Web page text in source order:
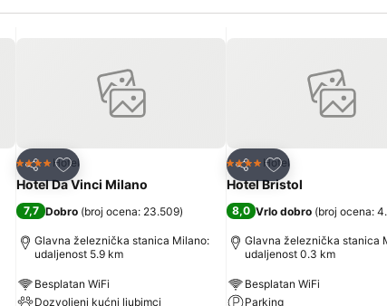
Deli
Dodati u favorite
4 Zvezdice
Hotel
Hotel Da Vinci Milano
7,7 Dobro (broj ocena: 23.509)
Glavna železnička stanica Milano:
udaljenost 5.9 km
Besplatan WiFi
Dozvoljeni kućni ljubimci
Deli
Dodati u favorite
4 Zvezdice
Hotel
Hotel Bristol
8,0 Vrlo dobro (broj ocena:
Glavna železnička stanica
udaljenost 0.3 km
Besplatan WiFi
Parking